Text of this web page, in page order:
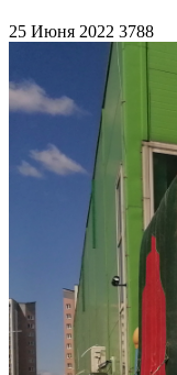
25 Июня 2022 3788